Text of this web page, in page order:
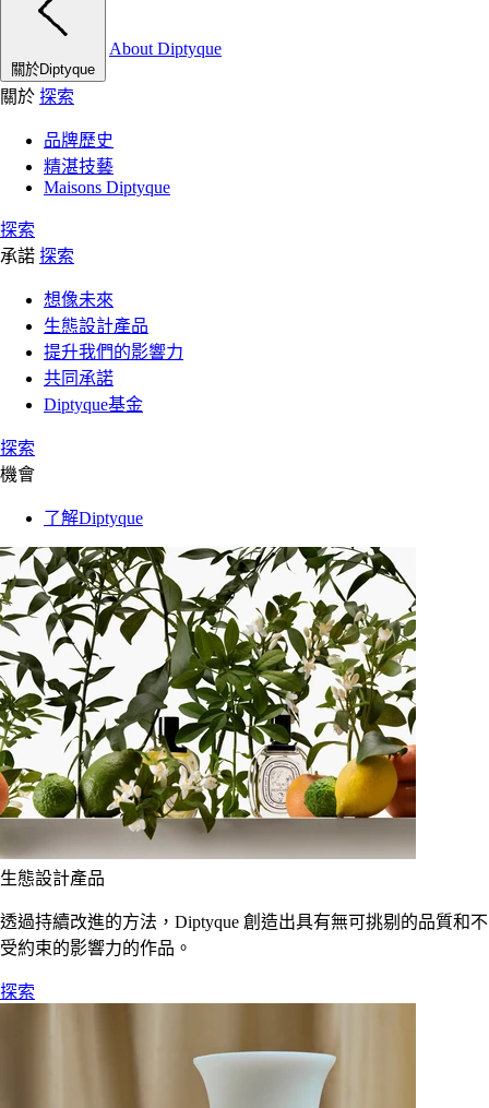
關於Diptyque
About Diptyque
關於 探索
品牌歷史
精湛技藝
Maisons Diptyque
探索
承諾 探索
想像未來
生態設計產品
提升我們的影響力
共同承諾
Diptyque基金
探索
機會
了解Diptyque
生態設計產品
透過持續改進的方法，Diptyque 創造出具有無可挑剔的品質和不
受約束的影響力的作品。
探索